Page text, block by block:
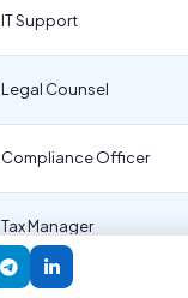
IT Support
Legal Counsel
Compliance Officer
Tax Manager